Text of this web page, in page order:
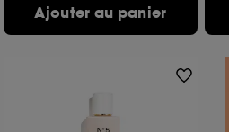
Ajouter au panier